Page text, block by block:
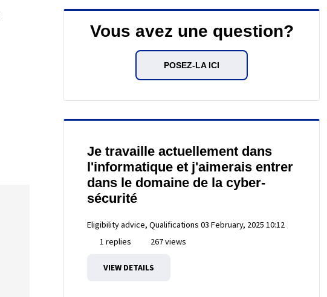
Vous avez une question?
POSEZ-LA ICI
Je travaille actuellement dans
l'informatique et j'aimerais entrer
dans le domaine de la cyber-
sécurité
Eligibility advice, Qualifications 03 February, 2025 10:12
1 replies
267 views
VIEW DETAILS